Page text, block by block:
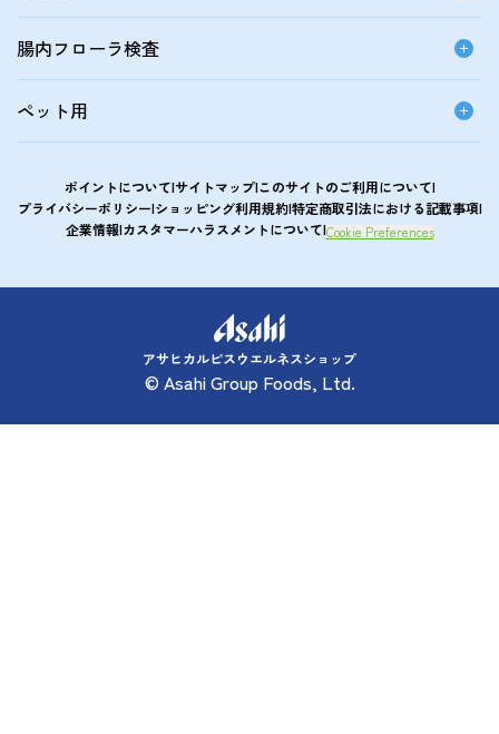
腸内フローラ検査
ペット用
ポイントについて サイトマップこのサイトのご利用について
プライバシーポリシー ショッピング利用規約特定商取引法における記載事項
企業情報カスタマーハラスメントについて Cookie Preferences
アサヒカルピスウエルネスショップ
© Asahi Group Foods, Ltd.